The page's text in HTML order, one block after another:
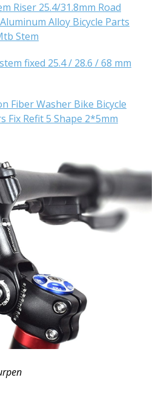
Riser 25.4/31.8mm Road
Alloy Bicycle Parts
Stem
fixed 25.4 / 28.6 / 68 mm
Fiber Washer Bike Bicycle
Fix Refit 5 Shape 2*5mm